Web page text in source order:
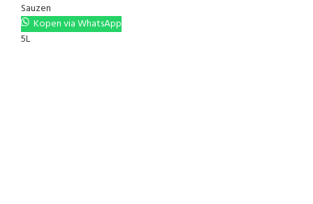
Sauzen
Kopen via WhatsApp
5L